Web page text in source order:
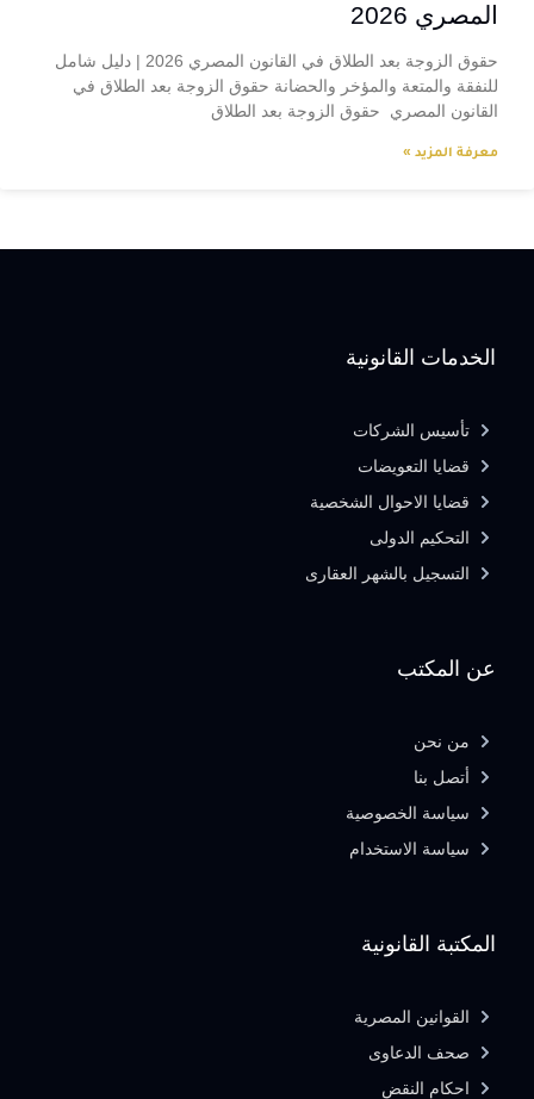
المصري 2026
حقوق الزوجة بعد الطلاق في القانون المصري 2026 | دليل شامل
للنفقة والمتعة والمؤخر والحضانة حقوق الزوجة بعد الطلاق في
القانون المصري حقوق الزوجة بعد الطلاق
معرفة المزيد »
المكتبة القانونية
القوانين المصرية
صحف الدعاوى
احكام النقض
عن المكتب
من نحن
أتصل بنا
سياسة الخصوصية
سياسة الاستخدام
الخدمات القانونية
تأسيس الشركات
قضايا التعويضات
قضايا الاحوال الشخصية
التحكيم الدولى
التسجيل بالشهر العقارى